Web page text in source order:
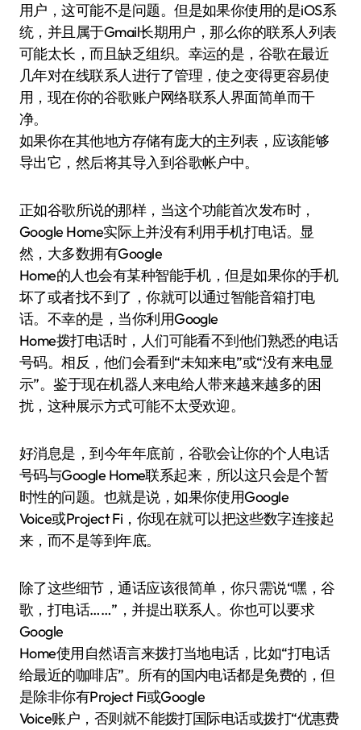
用户，这可能不是问题。但是如果你使用的是iOS系
统，并且属于Gmail长期用户，那么你的联系人列表
可能太长，而且缺乏组织。幸运的是，谷歌在最近
几年对在线联系人进行了管理，使之变得更容易使
用，现在你的谷歌账户网络联系人界面简单而干
净。
如果你在其他地方存储有庞大的主列表，应该能够
导出它，然后将其导入到谷歌帐户中。
正如谷歌所说的那样，当这个功能首次发布时，
Google Home实际上并没有利用手机打电话。显
然，大多数拥有Google
Home的人也会有某种智能手机，但是如果你的手机
坏了或者找不到了，你就可以通过智能音箱打电
话。不幸的是，当你利用Google
Home拨打电话时，人们可能看不到他们熟悉的电话
号码。相反，他们会看到“未知来电”或“没有来电显
示”。鉴于现在机器人来电给人带来越来越多的困
扰，这种展示方式可能不太受欢迎。
好消息是，到今年年底前，谷歌会让你的个人电话
号码与Google Home联系起来，所以这只会是个暂
时性的问题。也就是说，如果你使用Google
Voice或Project Fi，你现在就可以把这些数字连接起
来，而不是等到年底。
除了这些细节，通话应该很简单，你只需说“嘿，谷
歌，打电话……”，并提出联系人。你也可以要求
Google
Home使用自然语言来拨打当地电话，比如“打电话
给最近的咖啡店”。所有的国内电话都是免费的，但
是除非你有Project Fi或Google
Voice账户，否则就不能拨打国际电话或拨打“优惠费